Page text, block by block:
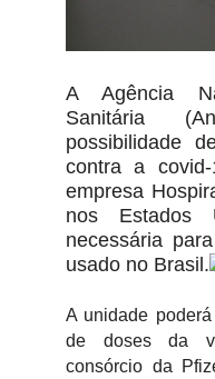
A Agência
Sanitária
possibilidade
contra a
empresa
nos Estados
necessária
usado no Brasil.
A unidade
de doses da
consórcio da